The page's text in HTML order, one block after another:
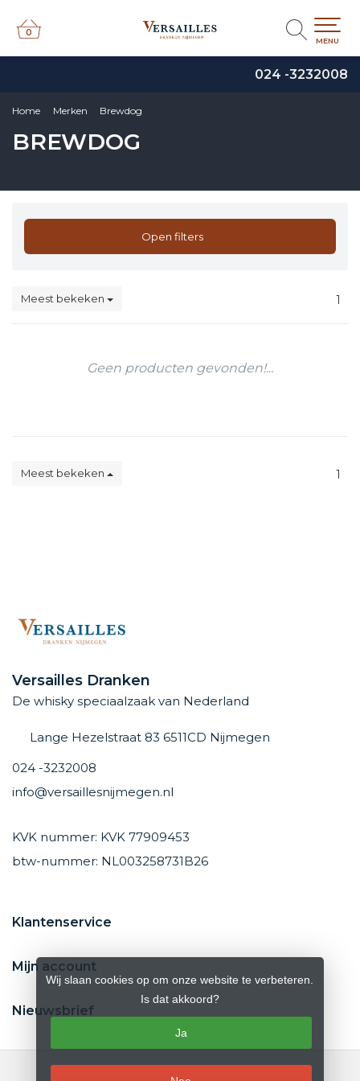
024 -3232008
0
0
MENU
Home Merken Brewdog
BREWDOG
Open filters
Meest bekeken 1
Geen producten gevonden!...
Meest bekeken 1
Versailles Dranken
De whisky speciaalzaak van Nederland
Lange Hezelstraat 83 6511CD Nijmegen
024 -3232008
info@versaillesnijmegen.nl
KVK nummer: KVK 77909453
btw-nummer: NL003258731B26
Klantenservice
Mijn account
Nieuwsbrief
Wij slaan cookies op om onze website te verbeteren.
Is dat akkoord?
Ja